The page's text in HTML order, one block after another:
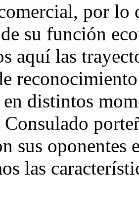
por lo
su función
aquí las
distintos
sus
las